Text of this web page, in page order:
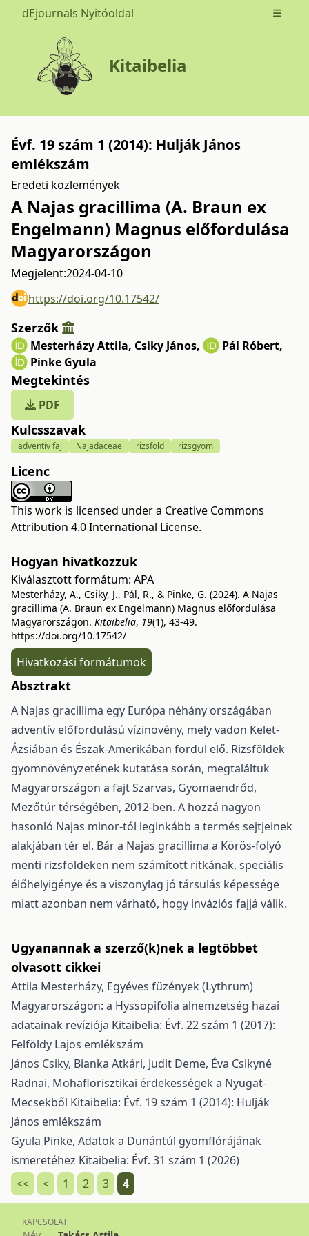
dEjournals Nyitóoldal Open
Kitaibelia
Évf. 19 szám 1 (2014): Hulják János
emlékszám
Eredeti közlemények
A Najas gracillima (A. Braun ex
Engelmann) Magnus előfordulása
Magyarországon
Megjelent:2024-04-10
https://doi.org/10.17542/
Szerzők
Mesterházy Attila, Csiky János, Pál Róbert,
Pinke Gyula
Megtekintés
PDF
Kulcsszavak
adventív faj Najadaceae rizsföld rizsgyom
Licenc
This work is licensed under a Creative Commons
Attribution 4.0 International License.
Hogyan hivatkozzuk
Kiválasztott formátum: APA
Mesterházy, A., Csiky, J., Pál, R., & Pinke, G. (2024). A Najas
gracillima (A. Braun ex Engelmann) Magnus előfordulása
Magyarországon. Kitaibelia, 19(1), 43-49.
https://doi.org/10.17542/
Hivatkozási formátumok
Absztrakt
A Najas gracillima egy Európa néhány országában
adventív előfordulású vízinövény, mely vadon Kelet-
Ázsiában és Észak-Amerikában fordul elő. Rizsföldek
gyomnövényzetének kutatása során, megtaláltuk
Magyarországon a fajt Szarvas, Gyomaendrőd,
Mezőtúr térségében, 2012-ben. A hozzá nagyon
hasonló Najas minor-tól leginkább a termés sejtjeinek
alakjában tér el. Bár a Najas gracillima a Körös-folyó
menti rizsföldeken nem számított ritkának, speciális
élőhelyigénye és a viszonylag jó társulás képessége
miatt azonban nem várható, hogy inváziós fajjá válik.
Ugyanannak a szerző(k)nek a legtöbbet
olvasott cikkei
Attila Mesterházy, Egyéves füzények (Lythrum)
Magyarországon: a Hyssopifolia alnemzetség hazai
adatainak revíziója Kitaibelia: Évf. 22 szám 1 (2017):
Felföldy Lajos emlékszám
János Csiky, Bianka Atkári, Judit Deme, Éva Csikyné
Radnai, Mohaflorisztikai érdekességek a Nyugat-
Mecsekből Kitaibelia: Évf. 19 szám 1 (2014): Hulják
János emlékszám
Gyula Pinke, Adatok a Dunántúl gyomflórájának
ismeretéhez Kitaibelia: Évf. 31 szám 1 (2026)
<<
< 1 2 3 4
KAPCSOLAT